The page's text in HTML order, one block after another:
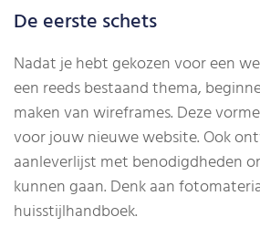
De eerste schets
Nadat je hebt gekozen voor een
een reeds bestaand thema,
maken van wireframes. Deze
voor jouw nieuwe website. Ook
aanleverlijst met benodigdheden
kunnen gaan. Denk aan
huisstijlhandboek.